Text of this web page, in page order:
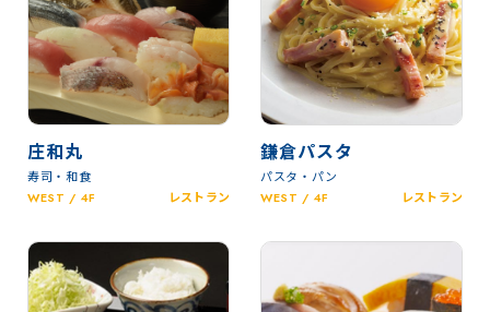
庄和丸
寿司・和食
WEST / 4F
レストラン
鎌倉パスタ
パスタ・パン
WEST / 4F
レストラン